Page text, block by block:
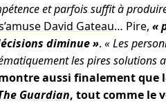
et parfois suffit à
David Gateau… Pire, «
diminue ». « Les
les pires solutions
aussi finalement que
Guardian, tout comme le